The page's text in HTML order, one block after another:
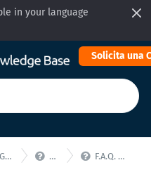
in your language
Solicita una
 ZaK - F.A.Q.
 F.A.Q. ZaK - Venta Online